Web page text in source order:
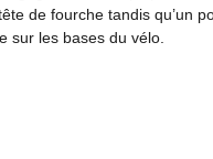
de fourche tandis qu’un
sur les bases du vélo.